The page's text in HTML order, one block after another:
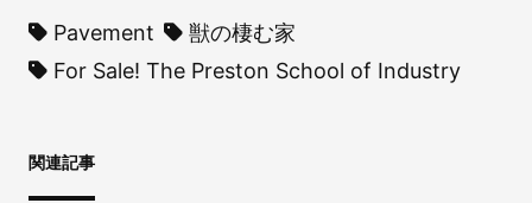
Pavement
獣の棲む家
For Sale! The Preston School of Industry
関連記事